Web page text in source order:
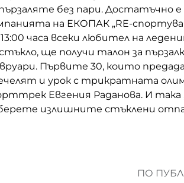
без пари. Достатъчно
на ЕКОПАК „RE-
часа всеки любител на
ще получи талон за
Първите 30, които
и урок с трикратната
Евгения Раданова. И така
излишните стъклени
ПО